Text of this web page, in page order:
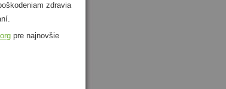
zdravia
pre najnovšie